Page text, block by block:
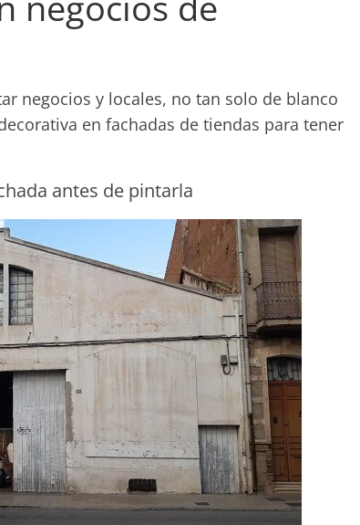
negocios y locales, no tan solo de blanco
en fachadas de tiendas para tener
antes de pintarla